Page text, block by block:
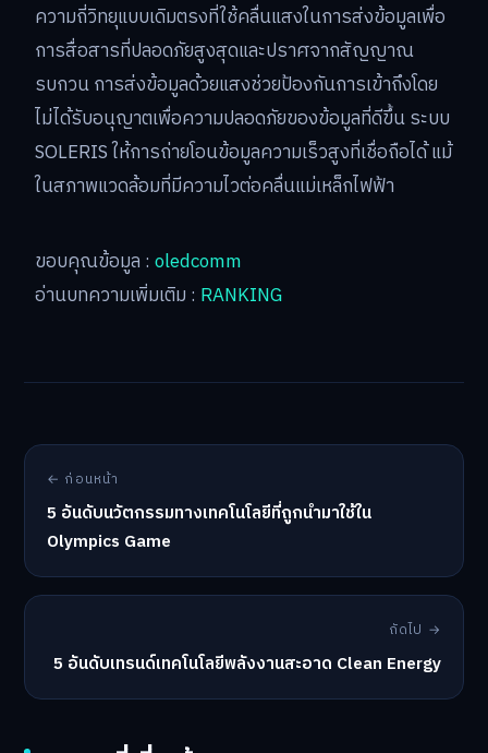
ความถี่วิทยุแบบเดิมตรงที่ใช้คลื่นแสงในการส่งข้อมูลเพื่อ
การสื่อสารที่ปลอดภัยสูงสุดและปราศจากสัญญาณ
รบกวน การส่งข้อมูลด้วยแสงช่วยป้องกันการเข้าถึงโดย
ไม่ได้รับอนุญาตเพื่อความปลอดภัยของข้อมูลที่ดีขึ้น ระบบ
SOLERIS ให้การถ่ายโอนข้อมูลความเร็วสูงที่เชื่อถือได้ แม้
ในสภาพแวดล้อมที่มีความไวต่อคลื่นแม่เหล็กไฟฟ้า
ขอบคุณข้อมูล : oledcomm
อ่านบทความเพิ่มเติม : RANKING
← ก่อนหน้า
5 อันดับนวัตกรรมทางเทคโนโลยีที่ถูกนำมาใช้ใน
Olympics Game
ถัดไป →
5 อันดับเทรนด์เทคโนโลยีพลังงานสะอาด Clean Energy